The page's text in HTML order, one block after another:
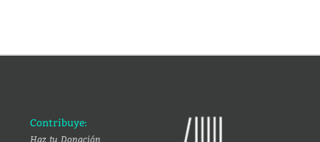
Contribuye:
Haz tu Donación